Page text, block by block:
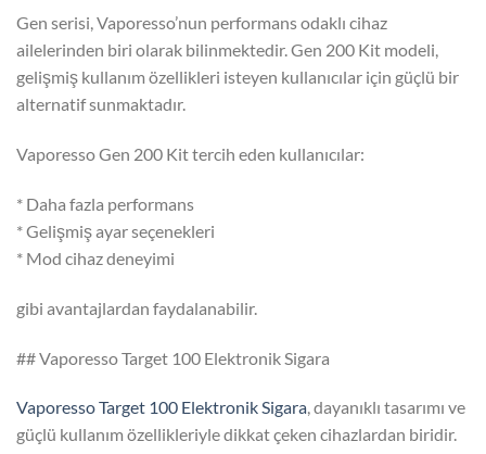
Gen serisi, Vaporesso’nun performans odaklı cihaz
ailelerinden biri olarak bilinmektedir. Gen 200 Kit modeli,
gelişmiş kullanım özellikleri isteyen kullanıcılar için güçlü bir
alternatif sunmaktadır.
Vaporesso Gen 200 Kit tercih eden kullanıcılar:
* Daha fazla performans
* Gelişmiş ayar seçenekleri
* Mod cihaz deneyimi
gibi avantajlardan faydalanabilir.
## Vaporesso Target 100 Elektronik Sigara
Vaporesso Target 100 Elektronik Sigara, dayanıklı tasarımı ve
güçlü kullanım özellikleriyle dikkat çeken cihazlardan biridir.